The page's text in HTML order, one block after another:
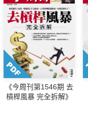
《今周刊第1546期 去
槓桿風暴 完全拆解》